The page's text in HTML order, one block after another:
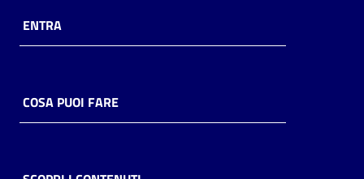
online
Piani
ENTRA
COSA PUOI FARE